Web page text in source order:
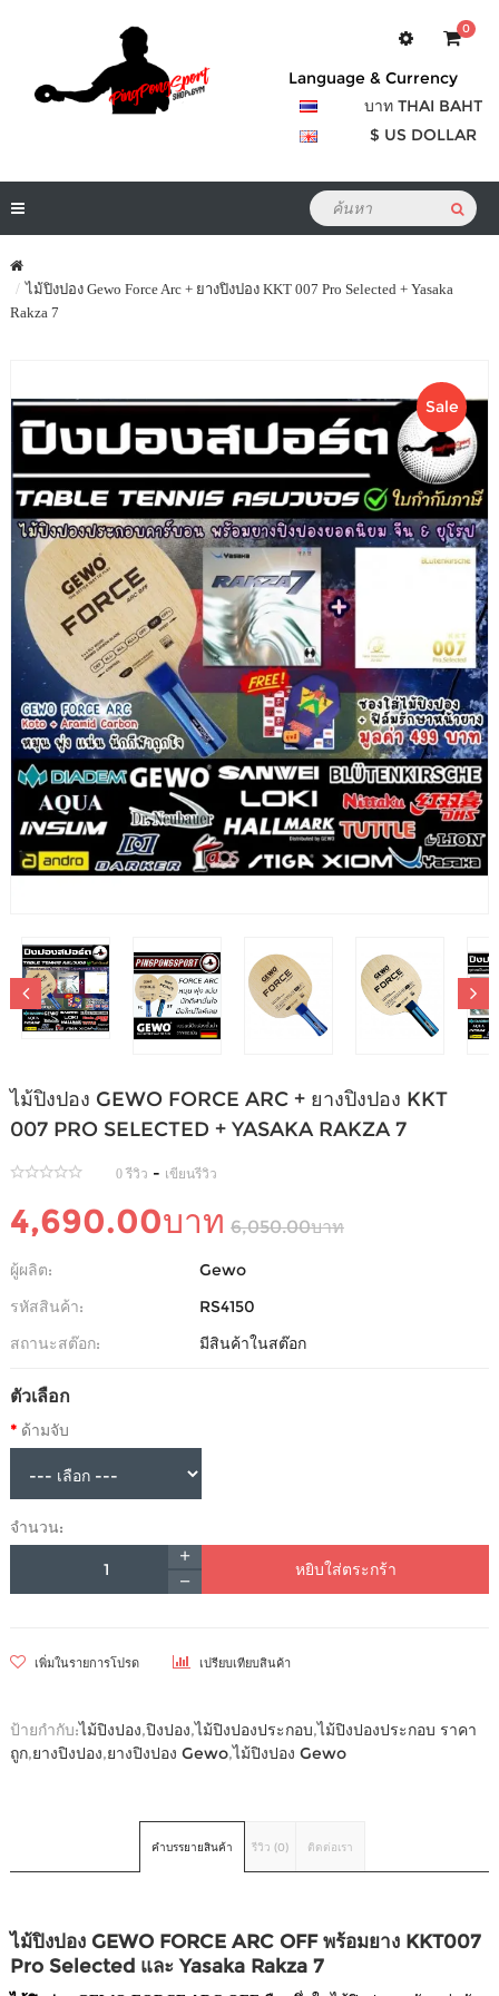
0
Language & Currency
บาท THAI BAHT
$ US DOLLAR
ไม้ปิงปอง Gewo Force Arc + ยางปิงปอง KKT 007 Pro Selected + Yasaka
Rakza 7
Sale
ไม้ปิงปอง GEWO FORCE ARC + ยางปิงปอง KKT
007 PRO SELECTED + YASAKA RAKZA 7
0 รีวิว - เขียนรีวิว
4,690.00บาท 6,050.00บาท
ผู้ผลิต:
Gewo
รหัสสินค้า:
RS4150
สถานะสต๊อก:
มีสินค้าในสต๊อก
ตัวเลือก
ด้ามจับ
จำนวน:
หยิบใส่ตระกร้า
เพิ่มในรายการโปรด เปรียบเทียบสินค้า
ป้ายกำกับ:ไม้ปิงปอง,ปิงปอง,ไม้ปิงปองประกอบ,ไม้ปิงปองประกอบ ราคา
ถูก,ยางปิงปอง,ยางปิงปอง Gewo,ไม้ปิงปอง Gewo
คำบรรยายสินค้า รีวิว (0) ติดต่อเรา
ไม้ปิงปอง GEWO FORCE ARC OFF พร้อมยาง KKT007
Pro Selected และ Yasaka Rakza 7